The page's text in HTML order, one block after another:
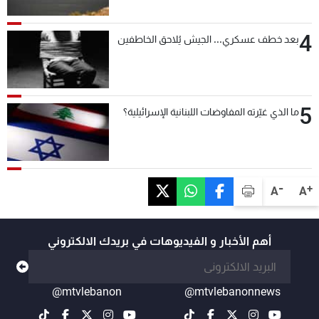
A+
A-
4بعد خطف عسكري... الجيش يُلاحق الخاطفين
5ما الذي غيّرته المفاوضات اللبنانية الإسرائيلية؟
أهم الأخبار و الفيديوهات في بريدك الالكتروني
@mtvlebanonnews
@mtvlebanon